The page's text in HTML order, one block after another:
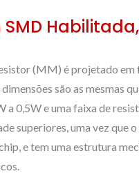
(MM) é projetado em
são as mesmas
a 0,5W e uma faixa de
superiores, uma vez que
e tem uma estrutura